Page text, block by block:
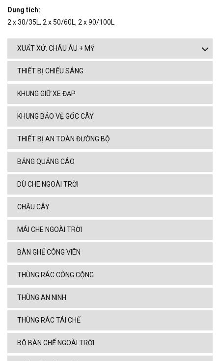
Dung tích:
2 x 30/35L, 2 x 50/60L, 2 x 90/100L
XUẤT XỨ: CHÂU ÂU + MỸ
THIẾT BỊ CHIẾU SÁNG
KHUNG GIỮ XE ĐẠP
KHUNG BẢO VỆ GỐC CÂY
THIẾT BỊ AN TOÀN ĐƯỜNG BỘ
BẢNG QUẢNG CÁO
DÙ CHE NGOÀI TRỜI
CHẬU CÂY
MÁI CHE NGOÀI TRỜI
BÀN GHẾ CÔNG VIÊN
THÙNG RÁC CÔNG CỘNG
THÙNG AN NINH
THÙNG RÁC TÁI CHẾ
BỘ BÀN GHẾ NGOÀI TRỜI